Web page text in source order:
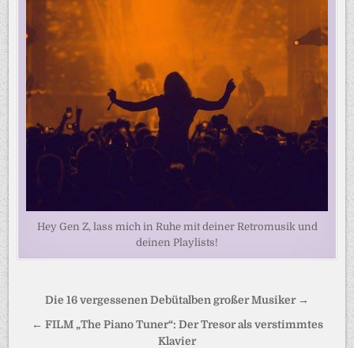
Hey Gen Z, lass mich in Ruhe mit deiner Retromusik und
deinen Playlists!
Beitragsnavigation
Die 16 vergessenen Debütalben großer Musiker →
← FILM „The Piano Tuner“: Der Tresor als verstimmtes
Klavier